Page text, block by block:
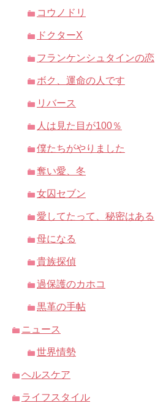
コウノドリ
ドクターX
フランケンシュタインの恋
ボク、運命の人です
リバース
人は見た目が100％
僕たちがやりました
奪い愛、冬
女囚セブン
愛してたって、秘密はある
母になる
貴族探偵
過保護のカホコ
黒革の手帖
ニュース
世界情勢
ヘルスケア
ライフスタイル